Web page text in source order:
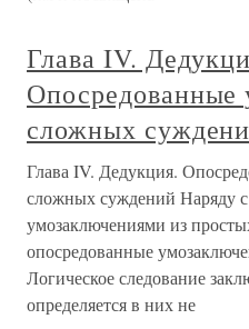
Глава IV.
Опосредованные
сложных
Глава IV. Дедукция.
сложных суждений Наряду
умозаключениями из
опосредованные
Логическое следование
определяется в них не